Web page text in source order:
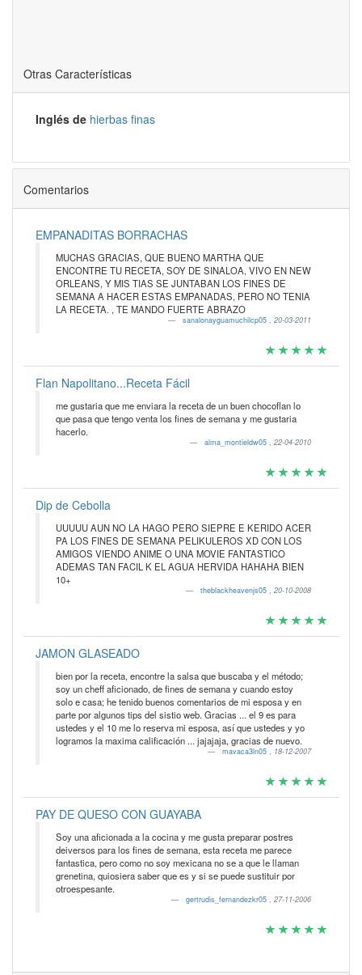
Otras Características
Inglés de hierbas finas
Comentarios
EMPANADITAS BORRACHAS
MUCHAS GRACIAS, QUE BUENO MARTHA QUE
ENCONTRE TU RECETA, SOY DE SINALOA, VIVO EN NEW
ORLEANS, Y MIS TIAS SE JUNTABAN LOS FINES DE
SEMANA A HACER ESTAS EMPANADAS, PERO NO TENIA
LA RECETA. , TE MANDO FUERTE ABRAZO
sanalonayguamuchilcp05 , 20-03-2011
Flan Napolitano...Receta Fácil
me gustaria que me enviara la receta de un buen chocoflan lo
que pasa que tengo venta los fines de semana y me gustaria
hacerlo.
alma_montieldw05 , 22-04-2010
Dip de Cebolla
UUUUU AUN NO LA HAGO PERO SIEPRE E KERIDO ACER
PA LOS FINES DE SEMANA PELIKULEROS XD CON LOS
AMIGOS VIENDO ANIME O UNA MOVIE FANTASTICO
ADEMAS TAN FACIL K EL AGUA HERVIDA HAHAHA BIEN
10+
theblackheavenjs05 , 20-10-2008
JAMON GLASEADO
bien por la receta, encontre la salsa que buscaba y el método;
soy un cheff aficionado, de fines de semana y cuando estoy
solo e casa; he tenido buenos comentarios de mi esposa y en
parte por algunos tips del sistio web. Gracias ... el 9 es para
ustedes y el 10 me lo reserva mi esposa, así que ustedes y yo
logramos la maxima calificación ... jajajaja, gracias de nuevo.
mavaca3ln05 , 18-12-2007
PAY DE QUESO CON GUAYABA
Soy una aficionada a la cocina y me gusta preparar postres
deiversos para los fines de semana, esta receta me parece
fantastica, pero como no soy mexicana no se a que le llaman
grenetina, quiosiera saber que es y si se puede sustituir por
otroespesante.
gertrudis_fernandezkr05 , 27-11-2006